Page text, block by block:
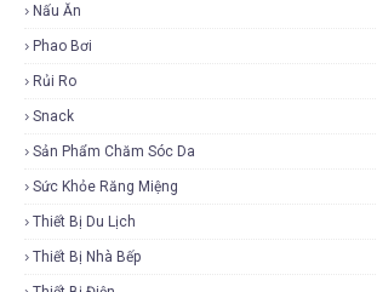
Nấu Ăn
Phao Bơi
Rủi Ro
Snack
Sản Phẩm Chăm Sóc Da
Sức Khỏe Răng Miệng
Thiết Bị Du Lịch
Thiết Bị Nhà Bếp